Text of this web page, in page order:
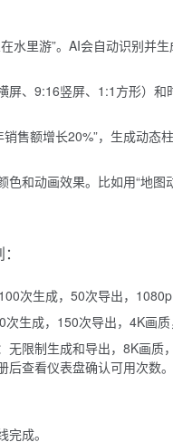
水里游”。AI会自动识别并生
屏、9:16竖屏、1:1方形）
售额增长20%”，生成动态柱
和动画效果。比如用“地图
次生成，50次导出，1080p
次生成，150次导出，4K画质
无限制生成和导出，8K画质
查看仪表盘确认可用次数。
成。